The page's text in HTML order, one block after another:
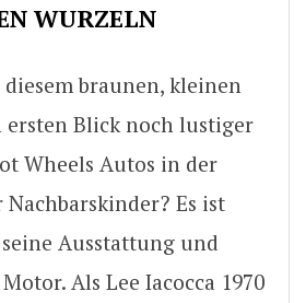
WURZELN
diesem braunen, kleinen
ersten Blick noch lustiger
Wheels Autos in der
Es ist
Ausstattung und
Als Lee Iacocca 1970